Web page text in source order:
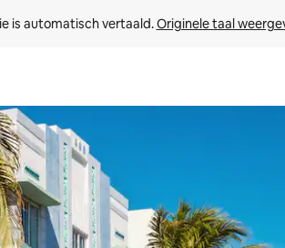
is automatisch vertaald. Originele taal